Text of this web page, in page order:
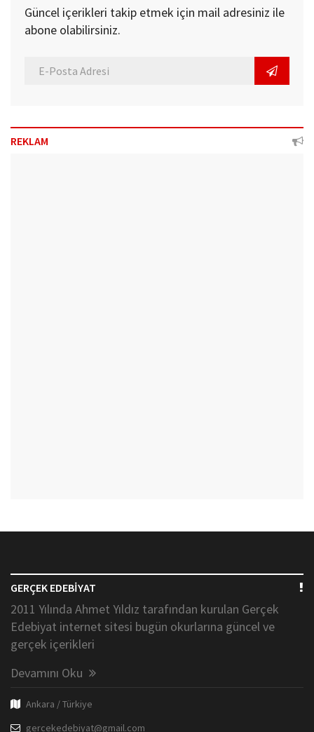
Güncel içerikleri takip etmek için mail adresiniz ile
abone olabilirsiniz.
REKLAM
GERÇEK EDEBİYAT
2011 Yılında Ahmet Yıldız tarafından kurulan Gerçek
Edebiyat internet sitesi bugün okurlarına güncel ve
gerçek içerikleri
Devamını Oku
Ankara / Türkiye
gercekedebiyat@gmail.com